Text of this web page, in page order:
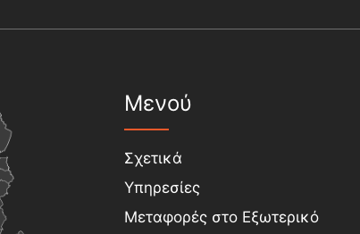
Μενού
Σχετικά
Υπηρεσίες
Μεταφορές στο Εξωτερικό